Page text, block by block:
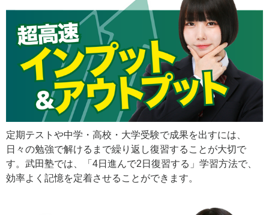
定期テストや中学・高校・大学受験で成果を出すには、
日々の勉強で解けるまで繰り返し復習することが大切で
す。武田塾では、「4日進んで2日復習する」学習方法で、
効率よく記憶を定着させることができます。